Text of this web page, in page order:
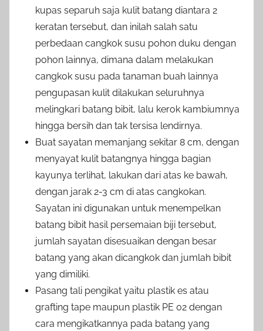
kupas separuh saja kulit batang diantara 2
keratan tersebut, dan inilah salah satu
perbedaan cangkok susu pohon duku dengan
pohon lainnya, dimana dalam melakukan
cangkok susu pada tanaman buah lainnya
pengupasan kulit dilakukan seluruhnya
melingkari batang bibit, lalu kerok kambiumnya
hingga bersih dan tak tersisa lendirnya.
Buat sayatan memanjang sekitar 8 cm, dengan
menyayat kulit batangnya hingga bagian
kayunya terlihat, lakukan dari atas ke bawah,
dengan jarak 2-3 cm di atas cangkokan.
Sayatan ini digunakan untuk menempelkan
batang bibit hasil persemaian biji tersebut,
jumlah sayatan disesuaikan dengan besar
batang yang akan dicangkok dan jumlah bibit
yang dimiliki.
Pasang tali pengikat yaitu plastik es atau
grafting tape maupun plastik PE 02 dengan
cara mengikatkannya pada batang yang